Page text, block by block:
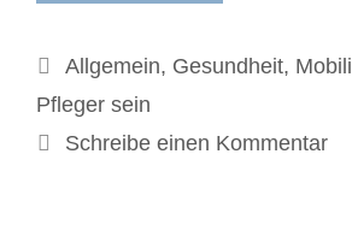
Kategorien
Allgemein, Gesundheit,
Pfleger sein
Schreibe einen Kommentar